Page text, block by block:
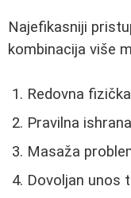
Najefikasniji
kombinacija više
Redovna
Pravilna ishrana
Masaža
Dovoljan unos